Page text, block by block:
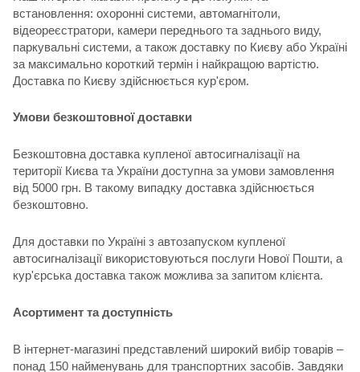
встановлення: охоронні системи, автомагнітоли,
відеореєстратори, камери переднього та заднього виду,
паркувальні системи, а також доставку по Києву або Україні
за максимально короткий термін і найкращою вартістю.
Доставка по Києву здійснюється кур'єром.
Умови безкоштовної доставки
Безкоштовна доставка купленої автосигналізації на
території Києва та України доступна за умови замовлення
від 5000 грн. В такому випадку доставка здійснюється
безкоштовно.
Для доставки по Україні з автозапуском купленої
автосигналізації використовуються послуги Нової Пошти, а
кур'єрська доставка також можлива за запитом клієнта.
Асортимент та доступність
В інтернет-магазині представлений широкий вибір товарів –
понад 150 найменувань для транспортних засобів. Завдяки